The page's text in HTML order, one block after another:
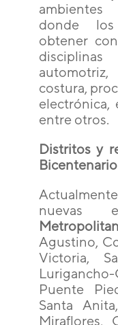
ambientes
donde los
obtener
costura,
electrónica,
entre otros.
Distritos y
Bicentenario
nuevas
Agustino,
Victoria,
Lurigancho-
Puente
Santa
Miraflores,